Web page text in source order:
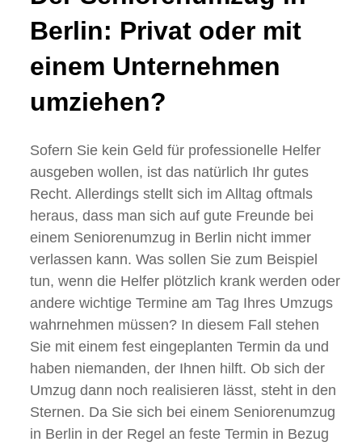
Berlin: Privat oder mit
einem Unternehmen
umziehen?
Sofern Sie kein Geld für professionelle Helfer
ausgeben wollen, ist das natürlich Ihr gutes
Recht. Allerdings stellt sich im Alltag oftmals
heraus, dass man sich auf gute Freunde bei
einem Seniorenumzug in Berlin nicht immer
verlassen kann. Was sollen Sie zum Beispiel
tun, wenn die Helfer plötzlich krank werden oder
andere wichtige Termine am Tag Ihres Umzugs
wahrnehmen müssen? In diesem Fall stehen
Sie mit einem fest eingeplanten Termin da und
haben niemanden, der Ihnen hilft. Ob sich der
Umzug dann noch realisieren lässt, steht in den
Sternen. Da Sie sich bei einem Seniorenumzug
in Berlin in der Regel an feste Termin in Bezug